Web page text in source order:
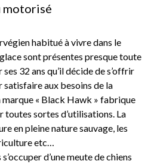
motorisé
habitué à vivre dans le
sont présentes presque toute
ses 32 ans qu’il décide de s’offrir
aux besoins de la
« Black Hawk » fabrique
toutes sortes d’utilisations. La
en pleine nature sauvage, les
etc…
d’une meute de chiens